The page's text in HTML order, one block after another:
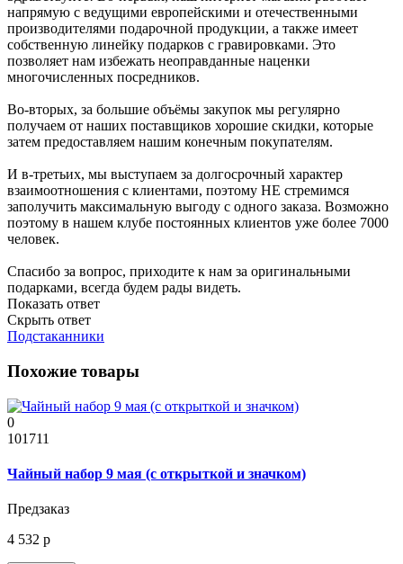
напрямую с ведущими европейскими и отечественными
производителями подарочной продукции, а также имеет
собственную линейку подарков с гравировками. Это
позволяет нам избежать неоправданные наценки
многочисленных посредников.
Во-вторых, за большие объёмы закупок мы регулярно
получаем от наших поставщиков хорошие скидки, которые
затем предоставляем нашим конечным покупателям.
И в-третьих, мы выступаем за долгосрочный характер
взаимоотношения с клиентами, поэтому НЕ стремимся
заполучить максимальную выгоду с одного заказа. Возможно
поэтому в нашем клубе постоянных клиентов уже более 7000
человек.
Спасибо за вопрос, приходите к нам за оригинальными
подарками, всегда будем рады видеть.
Показать ответ
Скрыть ответ
Подстаканники
Похожие товары
0
101711
Чайный набор 9 мая (с открыткой и значком)
Предзаказ
4 532 р